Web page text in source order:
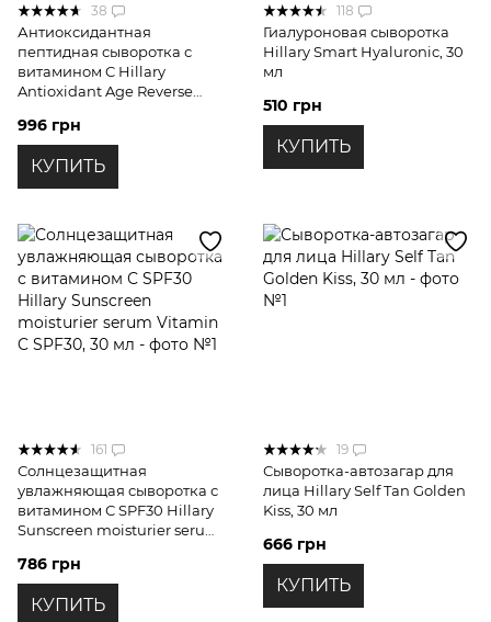
38
Антиоксидантная
пептидная сыворотка с
витамином C Hillary
Antioxidant Age Reverse
996 грн
КУПИТЬ
118
Гиалуроновая сыворотка
Hillary Smart Hyaluronic, 30
мл
510 грн
КУПИТЬ
161
Солнцезащитная
увлажняющая сыворотка с
витамином С SPF30 Hillary
Sunscreen moisturier serum
786 грн
КУПИТЬ
19
Сыворотка-автозагар для
лица Hillary Self Tan Golden
Kiss, 30 мл
666 грн
КУПИТЬ